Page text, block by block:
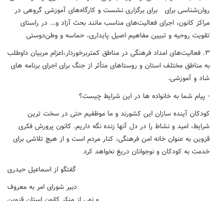
روان‌شناسی برای برای برگزاری نشست و کارگاه‌های آموزشی گروهی در
مراکز کانون، اجرای فعالیت‌های مناسب مانند بحث آزاد و... در راستای
تقویت روحیه و تبیین مفاهیم اصیل پایداری، حماسه و وطن‌دوستی
۳. فعالیت‌های امداد فرهنگی در مناطق کمتربرخوردار،اعزام مربیان داوطلب
به مناطق مختلف استان و روستاهای متأثر از جنگ برای اجرای برنامه های
شاد و آموزشی.
- پیام شما به خانواده ها در این شرایط چیست؟
کودکان آینده سازان این کشورند و ما موظفیم حتی در سخت ترین
شرایط، امید و نشاط را در دل آنها زنده نگه داریم. کانون پرورش فکری
قزوین به عنوان خانه امن فرهنگی، کنار مردم است و از هیچ تلاشی برای
خدمت به کودکان و نوجوانان دریغ نخواهد کرد
گفتگو از اسماعیل حیدری
دبیر شورای امر به معروف